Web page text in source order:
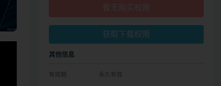
获取下载权限
其他信息
有效期 永久有效